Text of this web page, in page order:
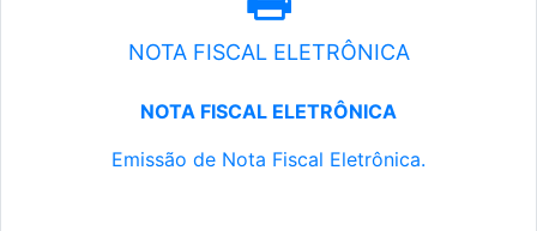
NOTA FISCAL ELETRÔNICA
NOTA FISCAL ELETRÔNICA
Emissão de Nota Fiscal Eletrônica.